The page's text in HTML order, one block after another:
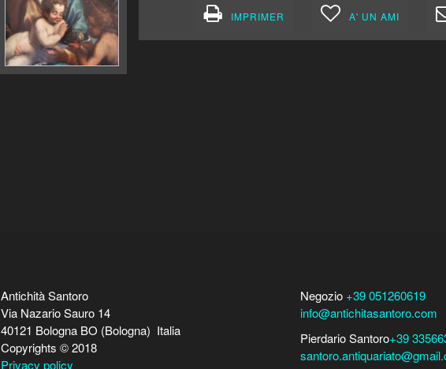
IMPRIMER A' UN AMI
Antichità Santoro
Via Nazario Sauro 14
40121 Bologna BO (Bologna) Italia
Copyrights © 2018
Privacy policy
Negozio +39 051260619
info@antichitasantoro.com
Pierdario Santoro+39